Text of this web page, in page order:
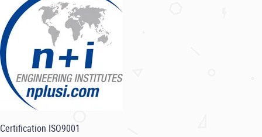
Certification ISO9001